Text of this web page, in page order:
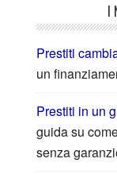
I
Prestiti
un
Prestiti in un
guida su
senza